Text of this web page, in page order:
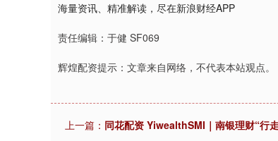
海量资讯、精准解读，尽在新浪财经APP
责任编辑：于健 SF069
辉煌配资提示：文章来自网络，不代表本站观点。
上一篇： 同花配资 YiwealthSMI｜南银理财“行